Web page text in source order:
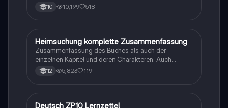
10 10,199 518
Deutsch
Heimsuchung komplette Zusammenfassung
Zusammenfassung des Buches als auch der
einzelnen Kapitel und deren Charakteren. Auch
tabellarisch. Im Unterricht ohne KI erstellt
12 5,823 119
Deutsch
Deutsch ZP10 Lernzettel